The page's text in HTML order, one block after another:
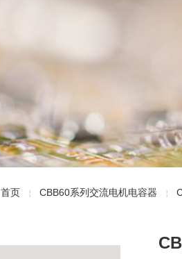
首页 ￤ CBB60系列交流电机电容器 ￤